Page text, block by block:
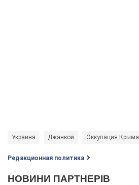
Украина Джанкой Оккупация Крыма
Редакционная политика